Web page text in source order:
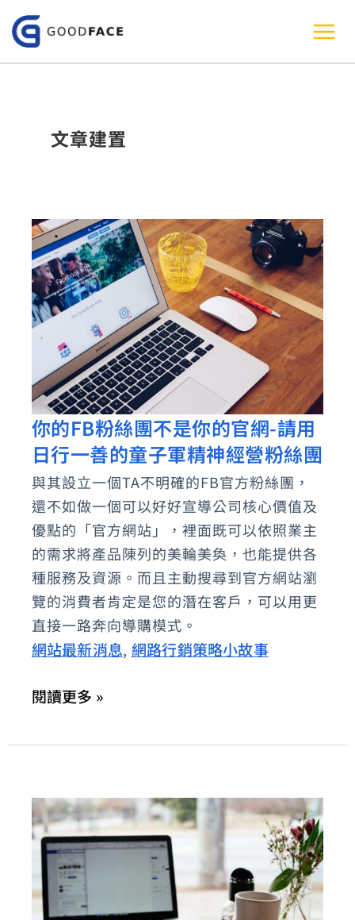
至
主
文章建置
你的FB粉絲團不是你的官網-請用
日行一善的童子軍精神經營粉絲團
與其設立一個TA不明確的FB官方粉絲團，
還不如做一個可以好好宣導公司核心價值及
優點的「官方網站」，裡面既可以依照業主
的需求將產品陳列的美輪美奐，也能提供各
種服務及資源。而且主動搜尋到官方網站瀏
覽的消費者肯定是您的潛在客戶，可以用更
直接一路奔向導購模式。
網站最新消息, 網路行銷策略小故事
你
的
FB
粉
絲
團
不
是
你
的
網-
行
一
善
的
童
閱讀更多 »